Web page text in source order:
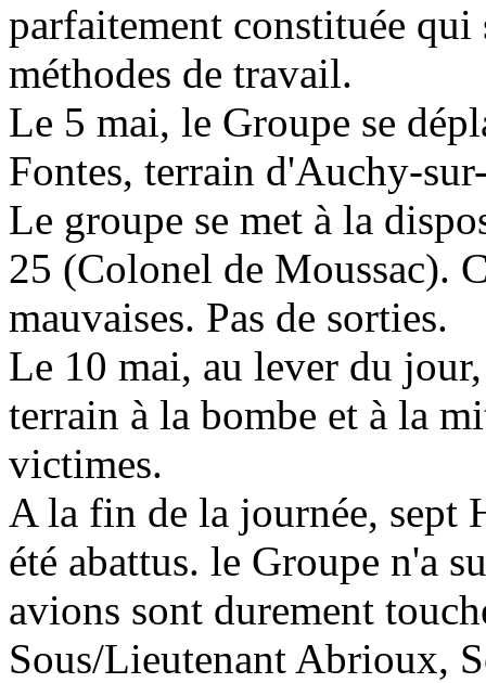
parfaitement constituée qui
méthodes de travail.
Le 5 mai, le Groupe se
Fontes, terrain d'Auchy-
Le groupe se met à la
25 (Colonel de Moussac).
mauvaises. Pas de sorties.
Le 10 mai, au lever du
terrain à la bombe et à la
victimes.
A la fin de la journée, sept
été abattus. le Groupe n'a
avions sont durement
Sous/Lieutenant Abrioux,